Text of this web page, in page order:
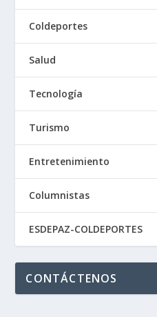
Coldeportes
Salud
Tecnología
Turismo
Entretenimiento
Columnistas
ESDEPAZ-COLDEPORTES
CONTÁCTENOS